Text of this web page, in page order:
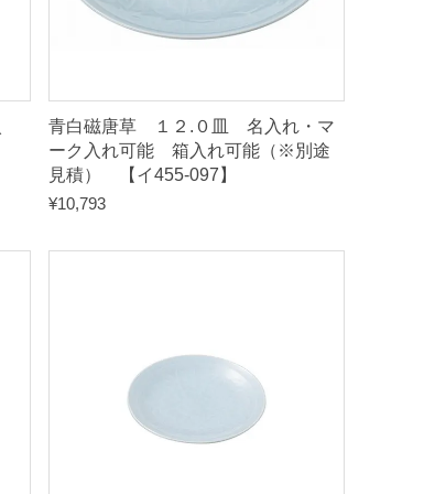
青白磁唐草 １２.０皿 名入れ・マ
ーク入れ可能 箱入れ可能（※別途
見積） 【イ455-097】
¥10,793